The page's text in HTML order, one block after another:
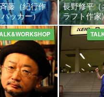
藤（紀行作
ッカー）
長野修平
ラフト作家)